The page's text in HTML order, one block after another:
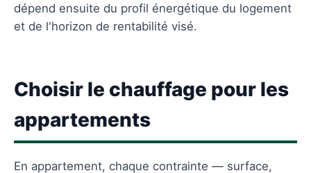
dépend ensuite du profil énergétique du logement
et de l'horizon de rentabilité visé.
Choisir le chauffage pour les
appartements
En appartement, chaque contrainte — surface,